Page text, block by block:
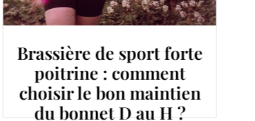
de sport forte
poitrine : comment
choisir le bon maintien
du bonnet D au H ?